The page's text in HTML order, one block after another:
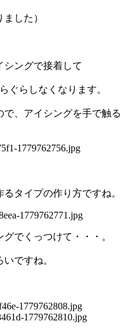
した）
シングで接着して
ぐらしなくなります。
で、アイシングを手で触る
タイプの作り方ですね。
でくっつけて・・・。
ですね。